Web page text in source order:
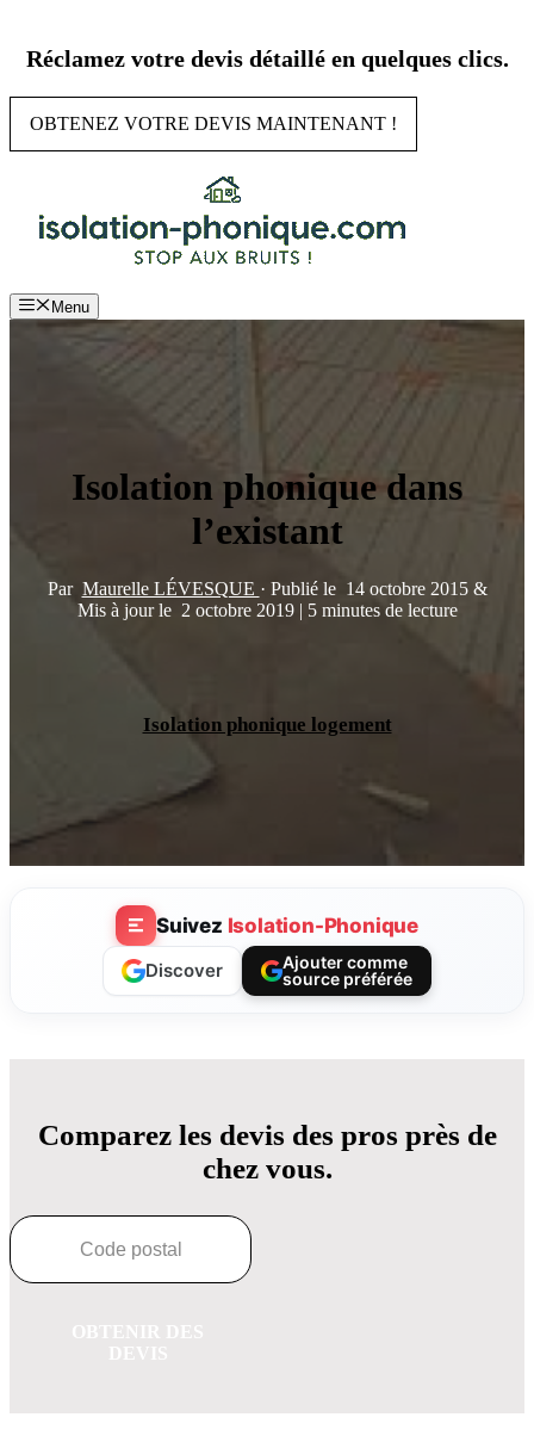
contenu
Réclamez votre devis détaillé en quelques clics.
OBTENEZ VOTRE DEVIS MAINTENANT !
Menu
Isolation phonique dans
l’existant
Par Maurelle LÉVESQUE · Publié le 14 octobre 2015 &
Mis à jour le 2 octobre 2019 | 5 minutes de lecture
Isolation phonique logement
Suivez Isolation-Phonique
Discover
Ajouter comme
source préférée
Comparez les devis des pros près de
chez vous.